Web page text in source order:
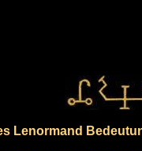
Lenormand